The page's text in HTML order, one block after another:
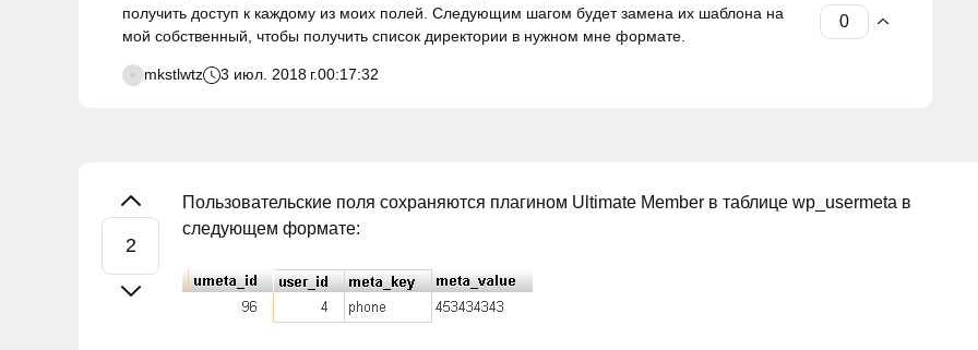
получить доступ к каждому из моих полей. Следующим шагом будет замена их шаблона на
мой собственный, чтобы получить список директории в нужном мне формате.
mkstlwtz 3 июл. 2018 г.00:17:32
Пользовательские поля сохраняются плагином Ultimate Member в таблице wp_usermeta в
следующем формате: